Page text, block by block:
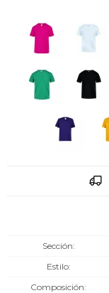
Sección
Estilo
Composición